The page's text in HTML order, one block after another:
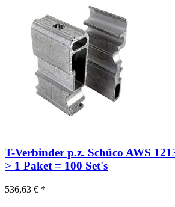
T-Verbinder p.z. Schüco AWS
> 1 Paket = 100 Set's
536,63 € *